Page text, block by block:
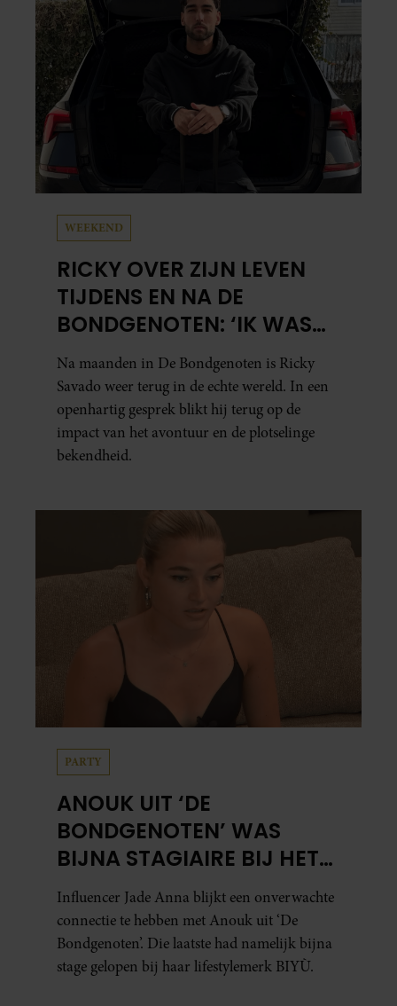
WEEKEND
RICKY OVER ZIJN LEVEN
TIJDENS EN NA DE
BONDGENOTEN: ‘IK WAS
MENTAAL EN FYSIEK
UITGEPUT’
Na maanden in De Bondgenoten is Ricky
Savado weer terug in de echte wereld. In een
openhartig gesprek blikt hij terug op de
impact van het avontuur en de plotselinge
bekendheid.
PARTY
ANOUK UIT ‘DE
BONDGENOTEN’ WAS
BIJNA STAGIAIRE BIJ HET
MERK VAN JADE ANNA
Influencer Jade Anna blijkt een onverwachte
connectie te hebben met Anouk uit ‘De
Bondgenoten’. Die laatste had namelijk bijna
stage gelopen bij haar lifestylemerk BIYÙ.